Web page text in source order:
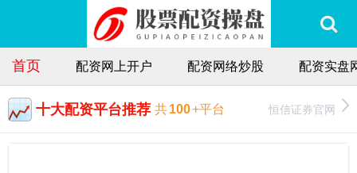
首页 配资网上开户 配资网络炒股 配资实盘
十大配资平台推荐 共100+平台 恒信证券官网